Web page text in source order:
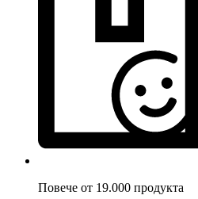
Повече от 19.000 продукта